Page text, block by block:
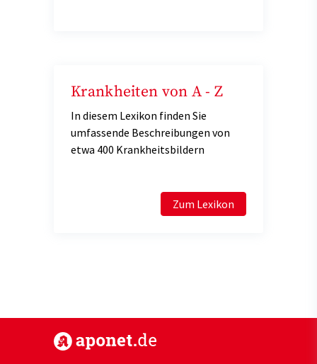
Krankheiten von A - Z
In diesem Lexikon finden Sie
umfassende Beschreibungen von
etwa 400 Krankheitsbildern
Zum Lexikon